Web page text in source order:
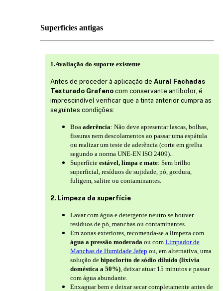
Superfícies antigas
1.Avaliação do suporte existente
Antes de proceder à aplicação de Aural Fachadas
Texturado Grafeno com conservante antibolor, é
imprescindível verificar que a tinta anterior cumpra as
seguintes condições:
Boa aderência: Não deve apresentar lascas, bolhas,
fissuras nem descolamentos ao passar uma espátula
ou realizar um teste de aderência (corte em grelha
segundo a norma UNE-EN ISO 2409)..
Superfície estável, limpa e mate: Sem brilho
superficial, resíduos de sujidade, pó, gordura,
fuligem, salitre ou contaminantes.
2. Limpeza da superfície
Lavar com água e detergente neutro se houver
resíduos de pó, manchas ou contaminantes.
Em zonas exteriores, recomenda-se a limpeza com
água a pressão moderada ou com Limpador de
Manchas de Humidade Jafep ou, em alternativa, uma
solução de hipoclorito de sódio diluído (lixívia
doméstica a 50%) , deixar atuar 15 minutos e passar
com água abundante.
Enxaguar bem e deixar secar completamente antes de